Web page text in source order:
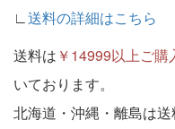
∟ 送料の詳細はこちら
送料は ￥14999以上ご
いております。
北海道・沖縄・離島は送